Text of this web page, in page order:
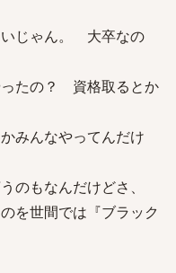
ゃん。 大卒なの
の？ 資格取るとか
なやってんだけ
なんだけどさ、
間では『ブラック